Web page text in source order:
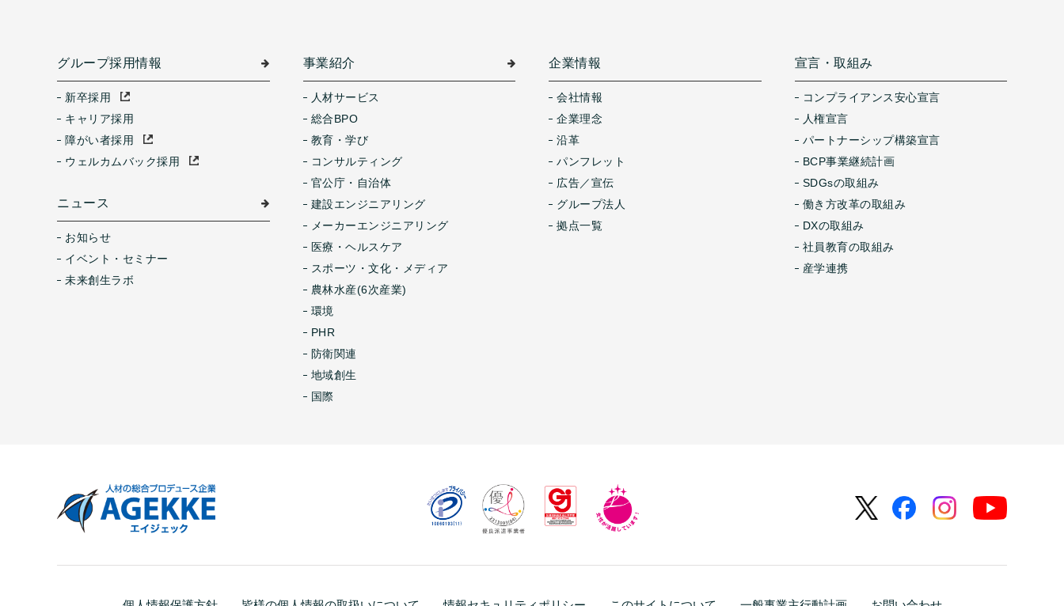
グループ採用情報
新卒採用
キャリア採用
障がい者採用
ウェルカムバック採用
ニュース
お知らせ
イベント・セミナー
未来創生ラボ
事業紹介
人材サービス
総合BPO
教育・学び
コンサルティング
官公庁・自治体
建設エンジニアリング
メーカーエンジニアリング
医療・ヘルスケア
スポーツ・文化・メディア
農林水産(6次産業)
環境
PHR
防衛関連
地域創生
国際
企業情報
会社情報
企業理念
沿革
パンフレット
広告／宣伝
グループ法人
拠点一覧
宣言・取組み
コンプライアンス安心宣言
人権宣言
パートナーシップ構築宣言
BCP事業継続計画
SDGsの取組み
働き方改革の取組み
DXの取組み
社員教育の取組み
産学連携